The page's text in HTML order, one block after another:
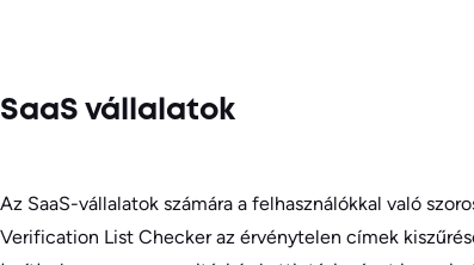
SaaS vállalatok
Az SaaS-vállalatok számára a felhasználókkal való
Verification List Checker az érvénytelen címek